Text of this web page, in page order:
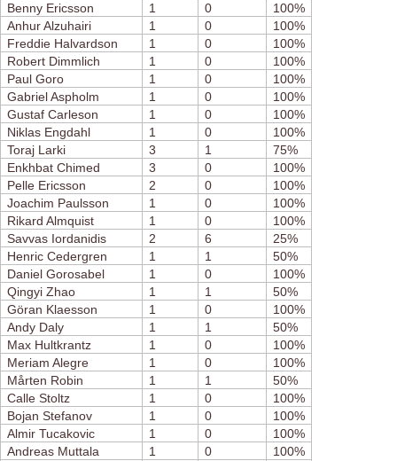
Benny Ericsson
1 0
100%
Anhur Alzuhairi
1 0
100%
Freddie Halvardson
1 0
100%
Robert Dimmlich
1 0
100%
Paul Goro
1 0
100%
Gabriel Aspholm
1 0
100%
Gustaf Carleson
1 0
100%
Niklas Engdahl
1 0
100%
Toraj Larki
3 1
75%
Enkhbat Chimed
3 0
100%
Pelle Ericsson
2 0
100%
Joachim Paulsson
1 0
100%
Rikard Almquist
1 0
100%
Savvas Iordanidis
2 6
25%
Henric Cedergren
1 1
50%
Daniel Gorosabel
1 0
100%
Qingyi Zhao
1 1
50%
Göran Klaesson
1 0
100%
Andy Daly
1 1
50%
Max Hultkrantz
1 0
100%
Meriam Alegre
1 0
100%
Mårten Robin
1 1
50%
Calle Stoltz
1 0
100%
Bojan Stefanov
1 0
100%
Almir Tucakovic
1 0
100%
Andreas Muttala
1 0
100%